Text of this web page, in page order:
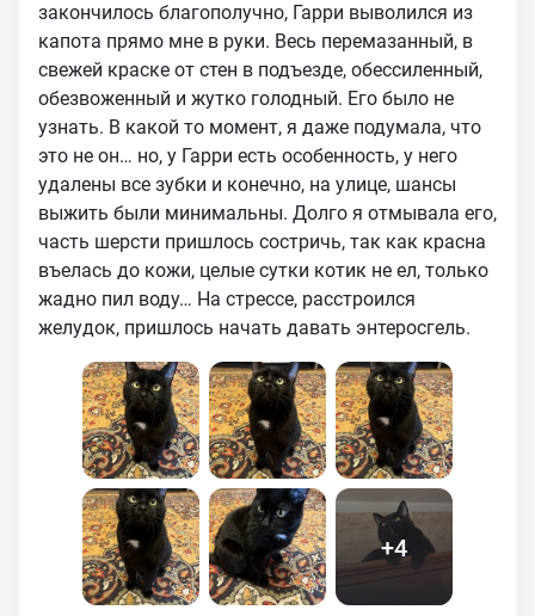
закончилось благополучно, Гарри выволился из
капота прямо мне в руки. Весь перемазанный, в
свежей краске от стен в подъезде, обессиленный,
обезвоженный и жутко голодный. Его было не
узнать. В какой то момент, я даже подумала, что
это не он… но, у Гарри есть особенность, у него
удалены все зубки и конечно, на улице, шансы
выжить были минимальны. Долго я отмывала его,
часть шерсти пришлось состричь, так как красна
въелась до кожи, целые сутки котик не ел, только
жадно пил воду… На стрессе, расстроился
желудок, пришлось начать давать энтеросгель.
+4